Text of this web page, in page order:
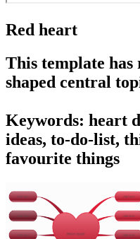
Red heart
This template
shaped central
Keywords: heart
ideas, to-do-list,
favourite things